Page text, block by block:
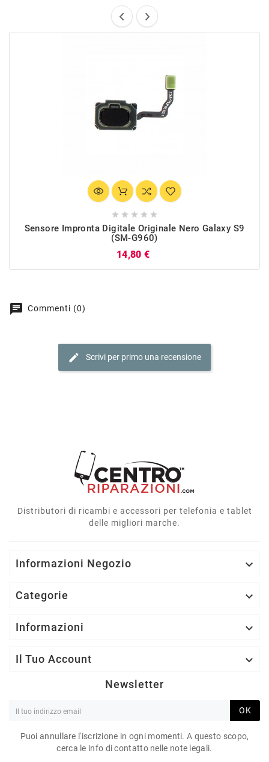
    
Sensore Impronta Digitale Originale Nero Galaxy S9
(SM-G960)
14,80 €
chat Commenti (0)
edit Scrivi per primo una recensione
Distributori di ricambi e accessori per telefonia e tablet
delle migliori marche.
Informazioni Negozio 
Categorie 
Informazioni 
Il Tuo Account 
Newsletter
OK
Puoi annullare l'iscrizione in ogni momenti. A questo scopo,
cerca le info di contatto nelle note legali.